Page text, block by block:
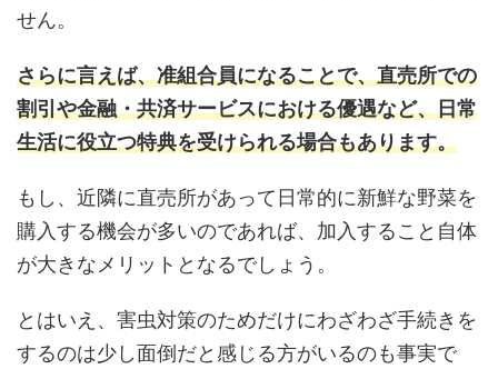
せん。
さらに言えば、准組合員になることで、直売所での
割引や金融・共済サービスにおける優遇など、日常
生活に役立つ特典を受けられる場合もあります。
もし、近隣に直売所があって日常的に新鮮な野菜を
購入する機会が多いのであれば、加入すること自体
が大きなメリットとなるでしょう。
とはいえ、害虫対策のためだけにわざわざ手続きを
するのは少し面倒だと感じる方がいるのも事実で